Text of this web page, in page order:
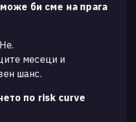
може би сме на прага
месеци и
шанс.
по risk curve